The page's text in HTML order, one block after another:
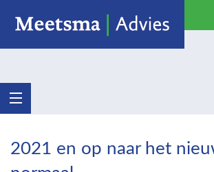
2021 en op naar het